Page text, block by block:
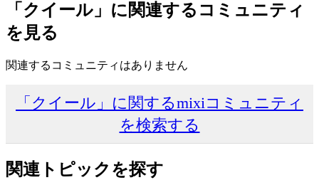
「クイール」に関連するコミュニティ
を見る
関連するコミュニティはありません
「クイール」に関するmixiコミュニティ
を検索する
関連トピックを探す